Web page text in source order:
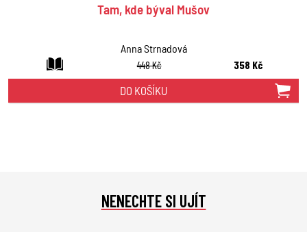
Tam, kde býval Mušov
Anna Strnadová
448 Kč
358 Kč
DO KOŠÍKU
NENECHTE SI UJÍT